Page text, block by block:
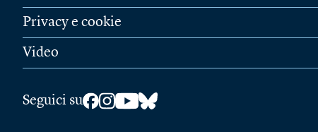
Privacy e cookie
Video
Seguici su